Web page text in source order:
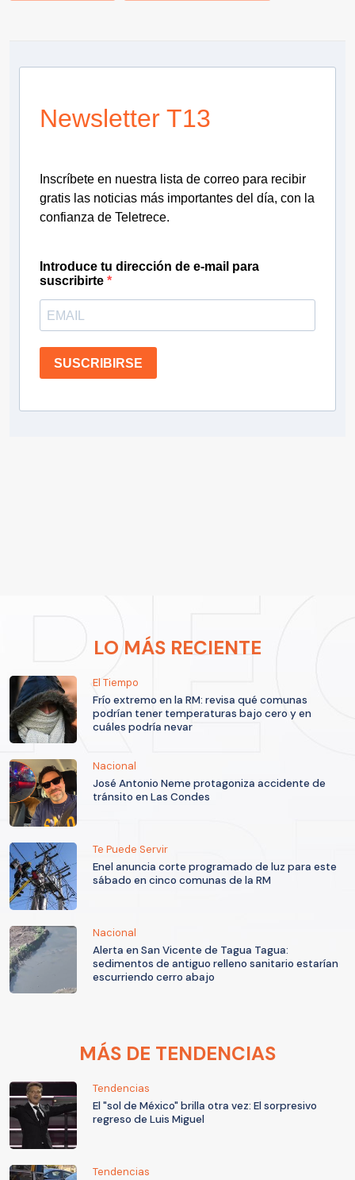
Newsletter T13
Inscríbete en nuestra lista de correo para recibir
gratis las noticias más importantes del día, con la
confianza de Teletrece.
Introduce tu dirección de e-mail para
suscribirte
SUSCRIBIRSE
LO MÁS RECIENTE
El Tiempo
Frío extremo en la RM: revisa qué comunas
podrían tener temperaturas bajo cero y en
cuáles podría nevar
Nacional
José Antonio Neme protagoniza accidente de
tránsito en Las Condes
Te Puede Servir
Enel anuncia corte programado de luz para este
sábado en cinco comunas de la RM
Nacional
Alerta en San Vicente de Tagua Tagua:
sedimentos de antiguo relleno sanitario estarían
escurriendo cerro abajo
MÁS DE TENDENCIAS
Tendencias
El "sol de México" brilla otra vez: El sorpresivo
regreso de Luis Miguel
Tendencias